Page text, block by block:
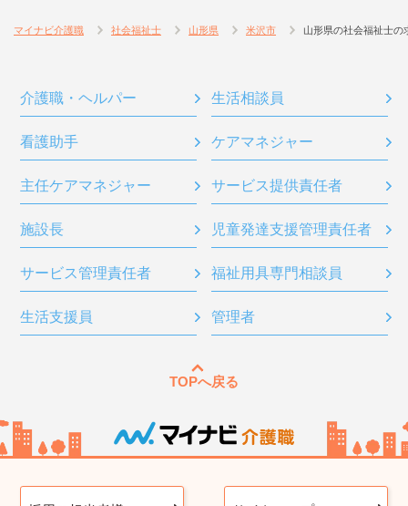
マイナビ介護職 社会福祉士 山形県 米沢市 山形県の社会福祉士の
介護職・ヘルパー 生活相談員
看護助手 ケアマネジャー
主任ケアマネジャー サービス提供責任者
施設長 児童発達支援管理責任者
サービス管理責任者 福祉用具専門相談員
生活支援員 管理者
TOPへ戻る